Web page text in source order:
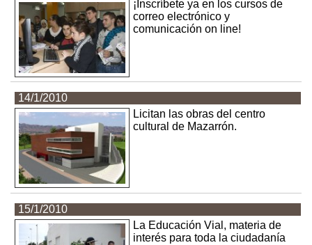
¡Inscríbete ya en los cursos de
correo electrónico y
comunicación on line!
14/1/2010
Licitan las obras del centro
cultural de Mazarrón.
15/1/2010
La Educación Vial, materia de
interés para toda la ciudadanía